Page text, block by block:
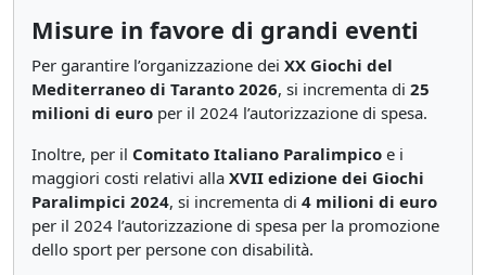
Misure in favore di grandi eventi
Per garantire l’organizzazione dei XX Giochi del
Mediterraneo di Taranto 2026, si incrementa di 25
milioni di euro per il 2024 l’autorizzazione di spesa.
Inoltre, per il Comitato Italiano Paralimpico e i
maggiori costi relativi alla XVII edizione dei Giochi
Paralimpici 2024, si incrementa di 4 milioni di euro
per il 2024 l’autorizzazione di spesa per la promozione
dello sport per persone con disabilità.